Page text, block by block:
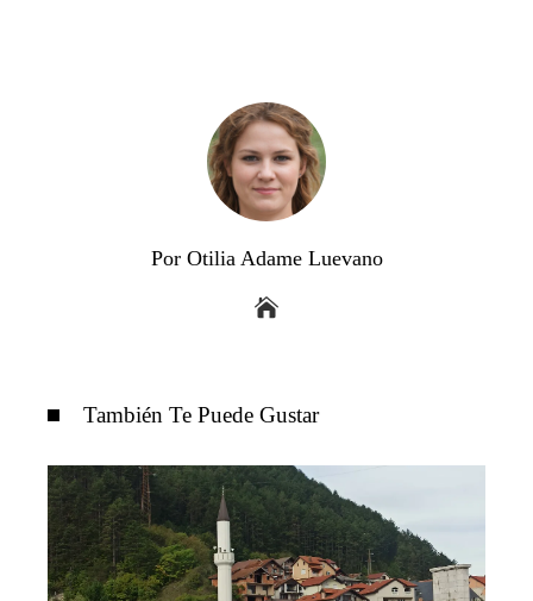
Por Otilia Adame Luevano
También Te Puede Gustar